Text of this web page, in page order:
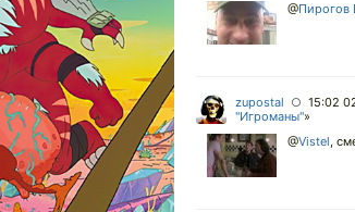
@Пирогов
zupostal ○ 15:02
"Игроманы"»
@Vistel,